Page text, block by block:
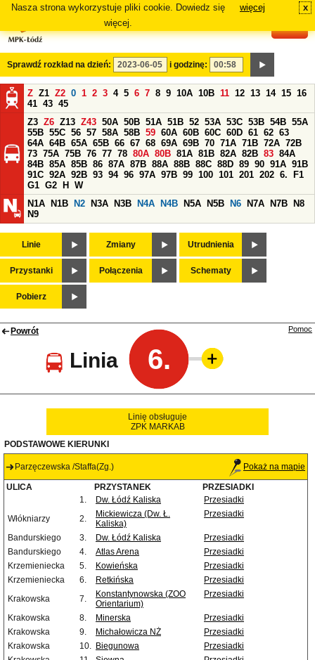
Nasza strona wykorzystuje pliki cookie. Dowiedz się
więcej.
więcej x
Sprawdź rozkład na dzień: i godzinę:
Z Z1 Z2 0 1 2 3 4 5 6 7 8 9 10A 10B 11 12 13 14 15 16
41 43 45
Z3 Z6 Z13 Z43 50A 50B 51A 51B 52 53A 53C 53B 54B 55A
55B 55C 56 57 58A 58B 59 60A 60B 60C 60D 61 62 63
64A 64B 65A 65B 66 67 68 69A 69B 70 71A 71B 72A 72B
73 75A 75B 76 77 78 80A 80B 81A 81B 82A 82B 83 84A
84B 85A 85B 86 87A 87B 88A 88B 88C 88D 89 90 91A 91B
91C 92A 92B 93 94 96 97A 97B 99 100 101 201 202 6.
F1
G1 G2 H
W
N1A
N1B N2 N3A N3B N4A N4B N5A N5B N6 N7A N7B
N8
N9
Linie Zmiany Utrudnienia
Przystanki Połączenia Schematy
Pobierz
Powrót
Linia 6.
Pomoc
Linię obsługuje
ZPK MARKAB
PODSTAWOWE KIERUNKI
Parzęczewska /Staffa(Zg.) Pokaż na mapie
ULICA PRZYSTANEK
PRZESIADKI
1.
Dw. Łódź Kaliska
Przesiadki
Włókniarzy
2.
Mickiewicza (Dw. Ł.
Kaliska)
Przesiadki
Bandurskiego 3. Dw. Łódź Kaliska
Przesiadki
Bandurskiego
4. Atlas Arena
Przesiadki
Krzemieniecka
5. Kowieńska
Przesiadki
Krzemieniecka
6. Retkińska
Przesiadki
Krakowska
7.
Konstantynowska (ZOO
Orientarium)
Przesiadki
Krakowska 8. Minerska
Przesiadki
Krakowska
9. Michałowicza NŻ
Przesiadki
Krakowska
10. Biegunowa
Przesiadki